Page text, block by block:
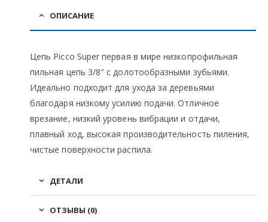
ОПИСАНИЕ
Цепь Picco Super первая в мире низкопрофильная
пильная цепь 3/8″ с долотообразными зубьями.
Идеально подходит для ухода за деревьями
благодаря низкому усилию подачи. Отличное
врезание, низкий уровень вибрации и отдачи,
плавный ход, высокая производительность пиления,
чистые поверхности распила.
ДЕТАЛИ
ОТЗЫВЫ (0)